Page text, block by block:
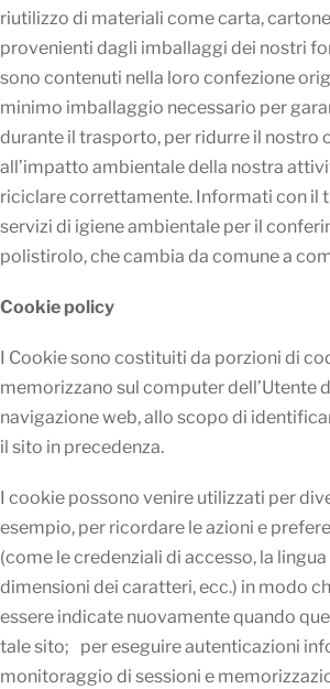
riutilizzo di materiali come carta,
provenienti dagli imballaggi dei nostri
sono contenuti nella loro confezione
minimo imballaggio necessario per
durante il trasporto, per ridurre il nostro
all’impatto ambientale della nostra
riciclare correttamente. Informati con il
servizi di igiene ambientale per il
polistirolo, che cambia da comune a
Cookie policy
I Cookie sono costituiti da porzioni di
memorizzano sul computer dell’Utente
navigazione web, allo scopo di
il sito in precedenza.
I cookie possono venire utilizzati per
esempio, per ricordare le azioni e
(come le credenziali di accesso, la
dimensioni dei caratteri, ecc.) in modo
essere indicate nuovamente quando
tale sito; per eseguire autenticazioni
monitoraggio di sessioni e